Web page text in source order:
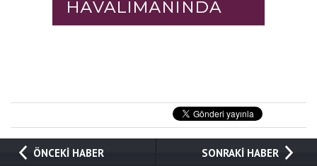
ÖNCEKİ HABER SONRAKİ HABER